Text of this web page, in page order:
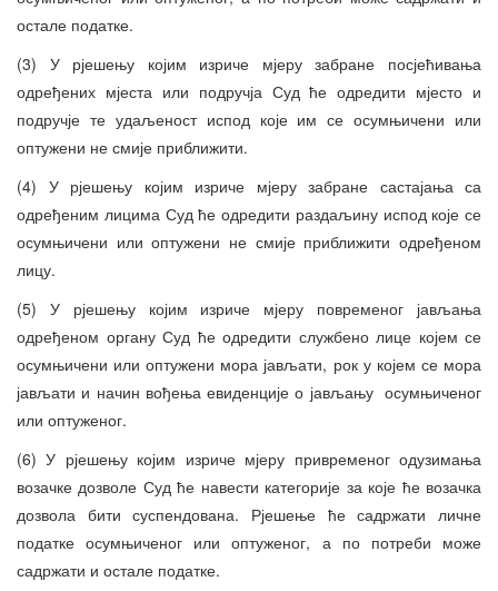
остале податке.
(3) У рјешењу којим изриче мјеру забране посјећивања
одређених мјеста или подручја Суд ће одредити мјесто и
подручје те удаљеност испод које им се осумњичени или
оптужени не смије приближити.
(4) У рјешењу којим изриче мјеру забране састајања са
одређеним лицима Суд ће одредити раздаљину испод које се
осумњичени или оптужени не смије приближити одређеном
лицу.
(5) У рјешењу којим изриче мјеру повременог јављања
одређеном органу Суд ће одредити службено лице којем се
осумњичени или оптужени мора јављати, рок у којем се мора
јављати и начин вођења евиденције о јављању осумњиченог
или оптуженог.
(6) У рјешењу којим изриче мјеру привременог одузимања
возачке дозволе Суд ће навести категорије за које ће возачка
дозвола бити суспендована. Рјешење ће садржати личне
податке осумњиченог или оптуженог, а по потреби може
садржати и остале податке.